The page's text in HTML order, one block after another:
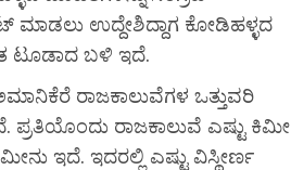
ಉದ್ದೇಶಿದ್ದಾಗ ಕೋಡಿಹಳ್ಳದ
ಟೂಡಾದ ಬಳಿ ಇದೆ.
ರಾಜಕಾಲುವೆಗಳ ಒತ್ತುವರಿ
ಪ್ರತಿಯೊಂದು ರಾಜಕಾಲುವೆ ಎಷ್ಟು ಕಿಮೀ
ಇದೆ. ಇದರಲ್ಲಿ ಎಷ್ಟು ವಿಸ್ಥೀರ್ಣ